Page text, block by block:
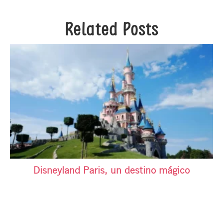
Related Posts
Disneyland Paris, un destino mágico